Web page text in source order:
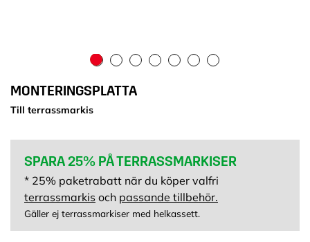
MONTERINGSPLATTA
Till terrassmarkis
SPARA 25% PÅ TERRASSMARKISER
* 25% paketrabatt när du köper valfri
terrassmarkis och passande tillbehör.
Gäller ej terrassmarkiser med helkassett.